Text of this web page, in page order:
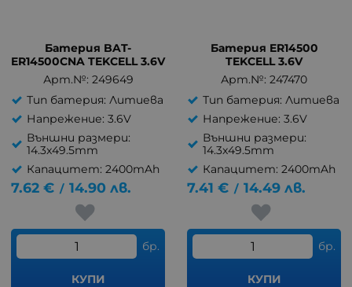
Батерия BAT-
ER14500CNA TEKCELL 3.6V
Арт.№: 249649
Тип батерия: Литиева
Напрежение: 3.6V
Външни размери:
14.3x49.5mm
Капацитет: 2400mAh
7.62 € / 14.90 лв.
бр.
КУПИ
Батерия ER14500
TEKCELL 3.6V
Арт.№: 247470
Тип батерия: Литиева
Напрежение: 3.6V
Външни размери:
14.3x49.5mm
Капацитет: 2400mAh
7.41 € / 14.49 лв.
бр.
КУПИ